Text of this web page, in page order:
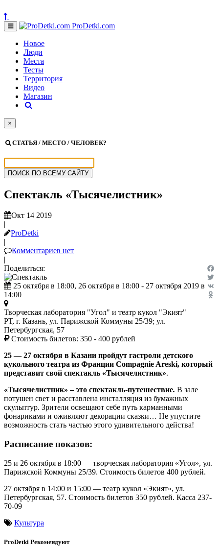
ProDetki.com
Новое
Люди
Места
Тесты
Территория
Видео
Магазин
×
СТАТЬЯ / МЕСТО / ЧЕЛОВЕК?
Спектакль «Тысячелистник»
Окт 14 2019
|
ProDetki
|
Комментариев нет
|
Поделиться:
VK
25 октября в 18:00, 26 октября в 18:00 - 27 октября 2019 в
14:00
Творческая лаборатория "Угол" и театр кукол "Экият"
РТ, г. Казань, ул. Парижской Коммуны 25/39; ул.
Петербургская, 57
Стоимость билетов: 350 - 400 рублей
25 — 27 октября в Казани пройдут гастроли детского
кукольного театра из Франции Compagnie Areski, который
представит свой спектакль «Тысячелистник».
«Тысячелистник» – это спектакль-путешествие. В зале
потушен свет и расставлена инсталляция из бумажных
скульптур. Зрители освещают себе путь карманными
фонариками и оживляют декорации сказки… Не упустите
возможность стать частью этого удивительного действа!
Расписание показов:
25 и 26 октября в 18:00 — творческая лаборатория «Угол», ул.
Парижской Коммуны 25/39. Стоимость билетов 400 рублей.
27 октября в 14:00 и 15:00 — театр кукол «Экият», ул.
Петербургская, 57. Стоимость билетов 350 рублей. Касса 237-
70-09
Культура
ProDetki Рекомендуют